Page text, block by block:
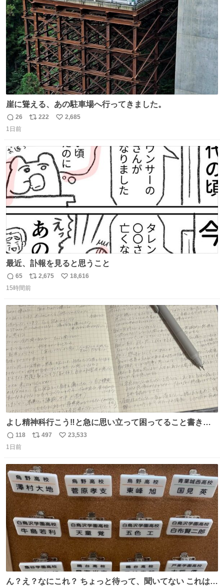
数
崖に聳える、あの駐車場へ行ってきました。
返
信
26
リ
数
222
い
2,685
1日前
最近、訃報を見ると思うこと
返
信
65
リ
ポ
ト
数
2,675
い
数
18,616
15時間前
よし精神科行こう‼️と急に思い立って困ってること書き出
してたらペン止まらなくなってすごい勢いで埋まってワロ
タ
返
信
118
リ
ト
数
497
い
数
23,533
1日前
ん？え？なにこれ？ ちょっと待って、聞いてない これは販